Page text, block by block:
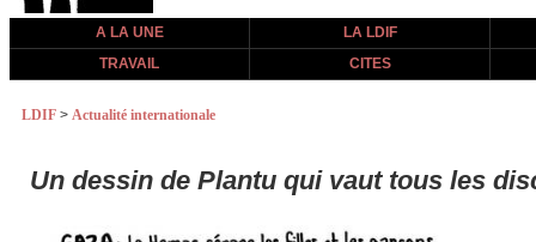
A LA UNE
LA LDIF
TRAVAIL
CITES
LDIF > Actualité internationale
Un dessin de Plantu qui vaut tous les